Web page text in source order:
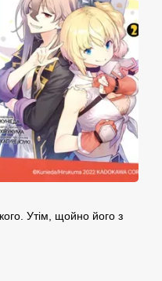
Утім, щойно його з